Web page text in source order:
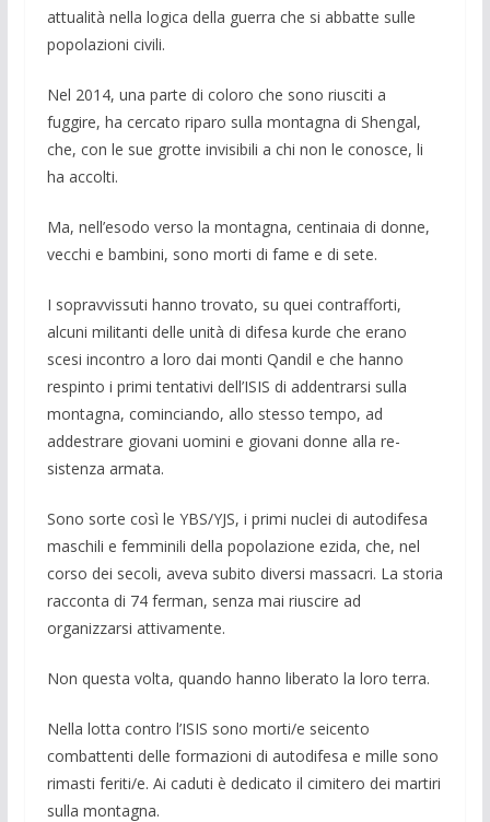
attualità nella logica della guerra che si abbatte sulle
popolazioni civili.
Nel 2014, una parte di coloro che sono riusciti a
fuggire, ha cercato riparo sulla montagna di Shengal,
che, con le sue grotte invisibili a chi non le conosce, li
ha accolti.
Ma, nell’esodo verso la montagna, centinaia di donne,
vecchi e bambini, sono morti di fame e di sete.
I sopravvissuti hanno trovato, su quei contrafforti,
alcuni mili­tanti delle unità di difesa kurde che erano
scesi incontro a loro dai monti Qandil e che hanno
respinto i primi tentativi dell’ISIS di addentrarsi sulla
montagna, cominciando, allo stes­so tempo, ad
addestrare giovani uomini e giovani donne alla re­
sistenza armata.
Sono sorte così le YBS/YJS, i primi nuclei di autodifesa
ma­schili e femminili della popolazione ezida, che, nel
corso dei secoli, aveva subito diversi massacri. La storia
racconta di 74 ferman, senza mai riuscire ad
organizzarsi attivamente.
Non questa volta, quando hanno liberato la loro terra.
Nella lotta contro l’ISIS sono morti/e seicento
combattenti del­le formazioni di autodifesa e mille sono
rimasti feriti/e. Ai ca­duti è dedicato il cimitero dei martiri
sulla montagna.